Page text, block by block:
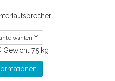
wählen
Gewicht 7.5 kg